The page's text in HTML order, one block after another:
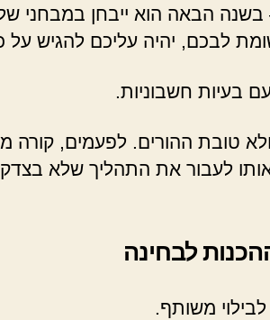
הבאה הוא ייבחן במבחני
לבכם, יהיה עליכם להגיש על
בעיות חשבוניות.
טובת ההורים. לפעמים, קורה
אותו לעבור את התהליך שלא
לבחינה